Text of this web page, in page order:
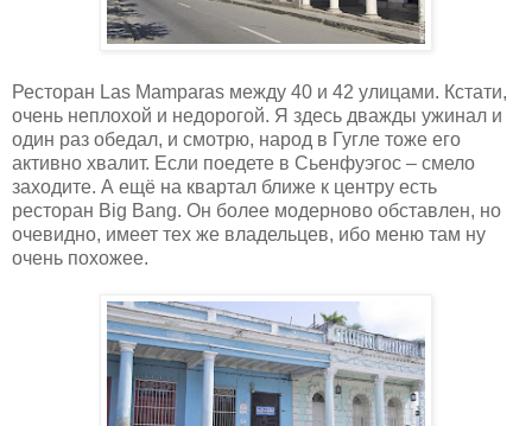
Ресторан Las Mamparas между 40 и 42 улицами. Кстати,
очень неплохой и недорогой. Я здесь дважды ужинал и
один раз обедал, и смотрю, народ в Гугле тоже его
активно хвалит. Если поедете в Сьенфуэгос – смело
заходите. А ещё на квартал ближе к центру есть
ресторан Big Bang. Он более модерново обставлен, но
очевидно, имеет тех же владельцев, ибо меню там ну
очень похожее.